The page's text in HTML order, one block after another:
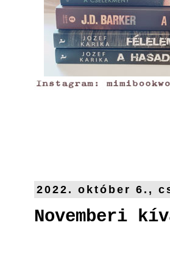
2022. október 6.,
Novemberi